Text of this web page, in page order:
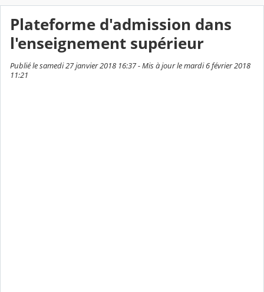
Plateforme d'admission dans
l'enseignement supérieur
Publié le samedi 27 janvier 2018 16:37 - Mis à jour le mardi 6 février 2018
11:21